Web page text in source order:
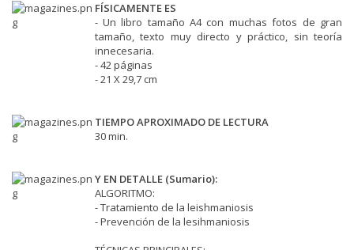
FÍSICAMENTE ES
- Un libro tamaño A4 con muchas fotos de gran
tamaño, texto muy directo y práctico, sin teoría
innecesaria.
- 42 páginas
- 21 X 29,7 cm
TIEMPO APROXIMADO DE LECTURA
30 min.
Y EN DETALLE (Sumario):
ALGORITMO:
- Tratamiento de la leishmaniosis
- Prevención de la lesihmaniosis